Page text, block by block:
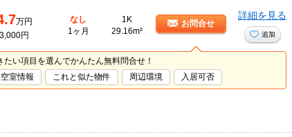
万円
3,000円
なし
1ヶ月
1K
29.16m²
お問合せ
詳細を見る
追加
たい項目を選んでかんたん無料問合せ！
空室情報 これと似た物件 周辺環境 入居可否